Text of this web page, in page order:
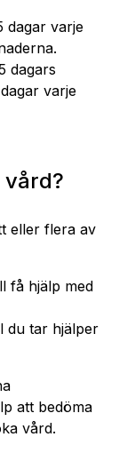
dagar varje
dagars
varje
vård?
eller flera av
få hjälp med
du tar hjälper
att bedöma
vård.